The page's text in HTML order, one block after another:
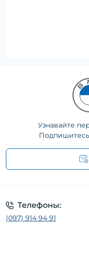
Узнавайте
Телефоны:
(097) 914 94 91